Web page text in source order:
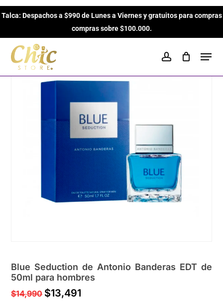
Skip
to
content
Talca: Despachos a $990 de Lunes a Viernes y gratuitos para compras
compras sobre $100.000.
account
Inicio Perfumes para Hombres Cítricos
Blue
Seduction de Antonio Banderas EDT de 50ml para hombres
Blue Seduction de Antonio Banderas EDT de
50ml para hombres
$14,990 $13,491